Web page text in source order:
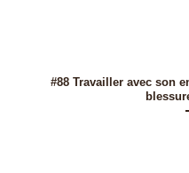
#88 Travailler avec son